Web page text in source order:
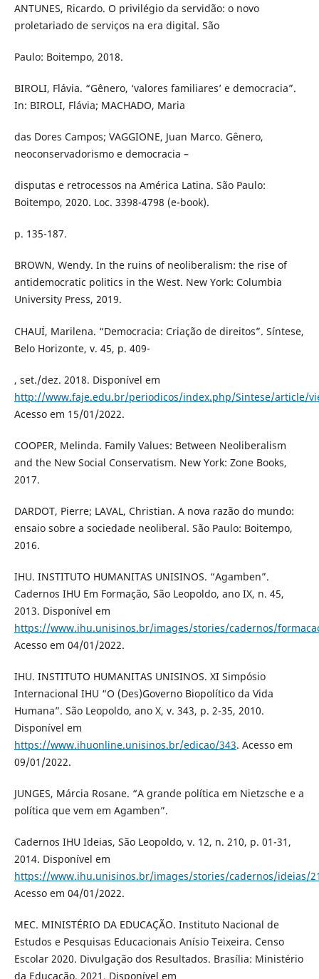
ANTUNES, Ricardo. O privilégio da servidão: o novo
proletariado de serviços na era digital. São
Paulo: Boitempo, 2018.
BIROLI, Flávia. “Gênero, ‘valores familiares’ e democracia”.
In: BIROLI, Flávia; MACHADO, Maria
das Dores Campos; VAGGIONE, Juan Marco. Gênero,
neoconservadorismo e democracia –
disputas e retrocessos na América Latina. São Paulo:
Boitempo, 2020. Loc. 3398-4798 (e-book).
p. 135-187.
BROWN, Wendy. In the ruins of neoliberalism: the rise of
antidemocratic politics in the West. New York: Columbia
University Press, 2019.
CHAUÍ, Marilena. “Democracia: Criação de direitos”. Síntese,
Belo Horizonte, v. 45, p. 409-
, set./dez. 2018. Disponível em
http://www.faje.edu.br/periodicos/index.php/Sintese/article/
Acesso em 15/01/2022.
COOPER, Melinda. Family Values: Between Neoliberalism
and the New Social Conservatism. New York: Zone Books,
2017.
DARDOT, Pierre; LAVAL, Christian. A nova razão do mundo:
ensaio sobre a sociedade neoliberal. São Paulo: Boitempo,
2016.
IHU. INSTITUTO HUMANITAS UNISINOS. “Agamben”.
Cadernos IHU Em Formação, São Leopoldo, ano IX, n. 45,
2013. Disponível em
https://www.ihu.unisinos.br/images/stories/cadernos/
Acesso em 04/01/2022.
IHU. INSTITUTO HUMANITAS UNISINOS. XI Simpósio
Internacional IHU “O (Des)Governo Biopolítico da Vida
Humana”. São Leopoldo, ano X, v. 343, p. 2-35, 2010.
Disponível em
https://www.ihuonline.unisinos.br/edicao/343. Acesso em
09/01/2022.
JUNGES, Márcia Rosane. “A grande política em Nietzsche e a
política que vem em Agamben”.
Cadernos IHU Ideias, São Leopoldo, v. 12, n. 210, p. 01-31,
2014. Disponível em
https://www.ihu.unisinos.br/images/stories/cadernos/ideias/
Acesso em 04/01/2022.
MEC. MINISTÉRIO DA EDUCAÇÃO. Instituto Nacional de
Estudos e Pesquisas Educacionais Anísio Teixeira. Censo
Escolar 2020. Divulgação dos Resultados. Brasília: Ministério
da Educação, 2021. Disponível em